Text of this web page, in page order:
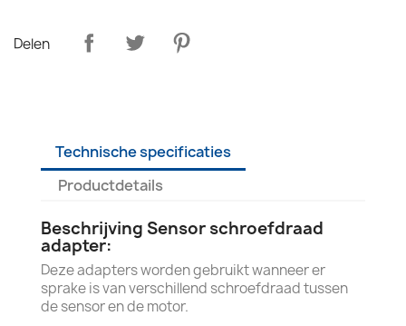
Delen
Technische specificaties
Productdetails
Beschrijving Sensor schroefdraad
adapter:
Deze adapters worden gebruikt wanneer er
sprake is van verschillend schroefdraad tussen
de sensor en de motor.